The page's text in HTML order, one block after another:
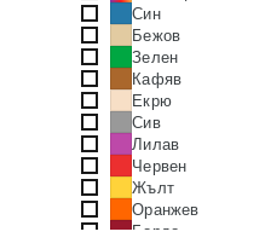
Bella Misteria
Bershka
Big Star
Brave Soul
CALBEN
CHAMUR NATIONAL
CMP
CROSBY
Calimera
Calvin Klein
Cana
Син
Бежов
Зелен
Кафяв
Екрю
Сив
Лилав
Червен
Жълт
Оранжев
Бордо